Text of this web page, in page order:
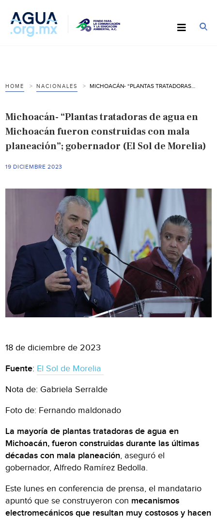
HOME NACIONALES
Michoacán- “Plantas tratadoras de agua en
Michoacán fueron construidas con mala
planeación”; gobernador (El Sol de Morelia)
19 DICIEMBRE 2023
18 de diciembre de 2023
Fuente: El Sol de Morelia
Nota de: Gabriela Serralde
Foto de: Fernando maldonado
La mayoría de plantas tratadoras de agua en
Michoacán, fueron construidas durante las últimas
décadas con mala planeación, aseguró el
gobernador, Alfredo Ramírez Bedolla.
Este lunes en conferencia de prensa, el mandatario
apuntó que se construyeron con mecanismos
electromecánicos que resultan muy costosos y hacen